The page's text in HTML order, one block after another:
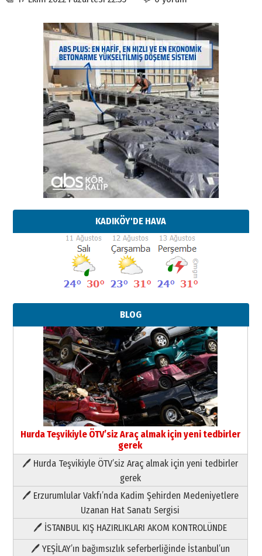
KADIKÖY'DE HAVA
BLOG
Hurda Teşvikiyle ÖTV’siz Araç almak için yeni tedbirler
gerek
🖊 Hurda Teşvikiyle ÖTV’siz Araç almak için yeni tedbirler
gerek
🖊 Erzurumlular Vakfı’nda Kadim Şehirden Medeniyetlere
Uzanan Hat Sanatı Sergisi
🖊 İSTANBUL KIŞ HAZIRLIKLARI AKOM KONTROLÜNDE
🖊 YEŞİLAY’ın bağımsızlık seferberliğinde İstanbul’un
Paranın Aile Kültüründeki Yeri
Yıldırım Gündoğdu
HAVVA’NIN ÜÇ KIZI
09 Temmuz 2026 Perşembe